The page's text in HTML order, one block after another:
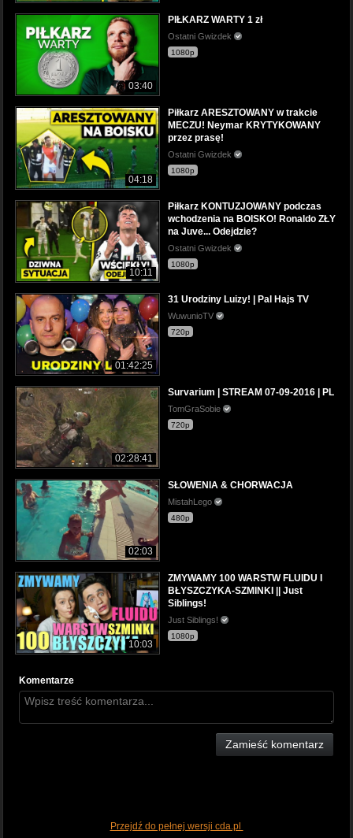
03:40
PIŁKARZ WARTY 1 zł
Ostatni Gwizdek
1080p
04:18
Piłkarz ARESZTOWANY w trakcie
MECZU! Neymar KRYTYKOWANY
przez prasę!
Ostatni Gwizdek
1080p
10:11
Piłkarz KONTUZJOWANY podczas
wchodzenia na BOISKO! Ronaldo ZŁY
na Juve... Odejdzie?
Ostatni Gwizdek
1080p
01:42:25
31 Urodziny Luizy! | Pal Hajs TV
WuwunioTV
720p
02:28:41
Survarium | STREAM 07-09-2016 | PL
TomGraSobie
720p
02:03
SŁOWENIA & CHORWACJA
MistahLego
480p
10:03
ZMYWAMY 100 WARSTW FLUIDU I
BŁYSZCZYKA-SZMINKI || Just
Siblings!
Just Siblings!
1080p
Komentarze
Zamieść komentarz
Przejdź do pełnej wersji cda.pl